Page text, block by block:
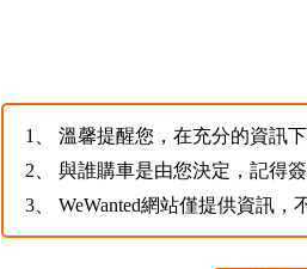
1、
溫馨提醒您，在充分的資訊
2、
與誰購車是由您決定，記得
3、
WeWanted網站僅提供資訊